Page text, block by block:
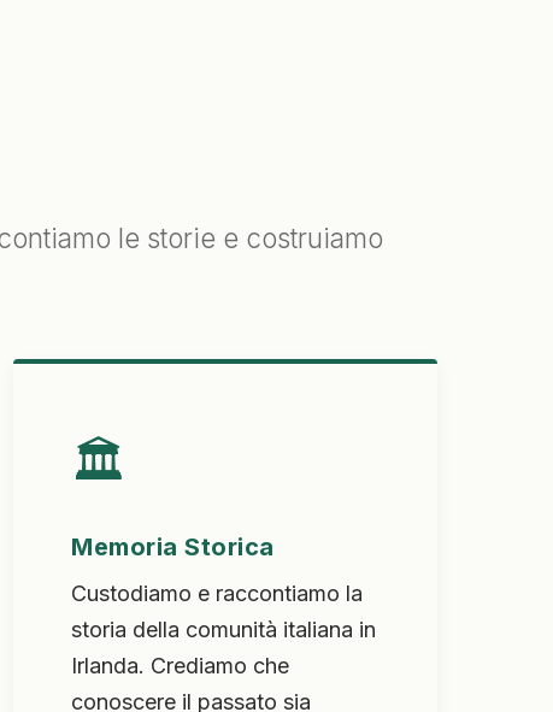
le storie e costruiamo
🏛️
Memoria Storica
Custodiamo e raccontiamo la
storia della comunità italiana in
Irlanda. Crediamo che
conoscere il passato sia